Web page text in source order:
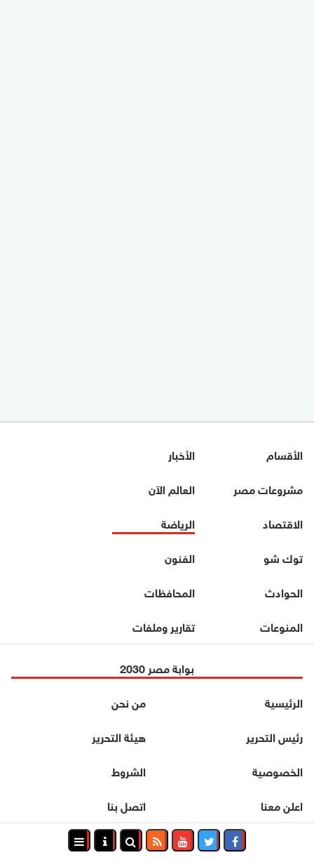
الأقسام
الأخبار
مشروعات مصر
العالم الآن
الاقتصاد
الرياضة
توك شو
الفنون
الحوادث
المحافظات
المنوعات
تقارير وملفات
بوابة مصر 2030
الرئيسية
من نحن
رئيس التحرير
هيئة التحرير
الخصوصية
الشروط
اعلن معنا
اتصل بنا